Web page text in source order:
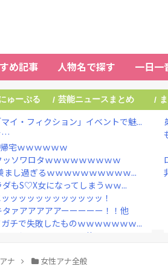
め記事 人物名で探す 一日一
ゅーぷる / 芸能ニュースまとめ /
イ・フィクション」イベントで魅...
…
宅ｗｗｗｗｗｗ
ッソワロタｗｗｗｗｗｗｗｗｗ
まし過ぎるｗｗｗｗｗｗｗｗｗｗ...
もS♡X女になってしまうｗｗ...
ッッッッッッッッッッッ！
ァアアアアアーーーーー！！他
チで失敗したものｗｗｗｗｗｗｗ...
まうｗｗｗｗｗｗｗ他
ン』のセーラーウラヌス←くっそ...
ナ 女性アナ全般